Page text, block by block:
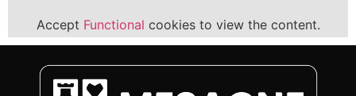
Accept Functional cookies to view the content.